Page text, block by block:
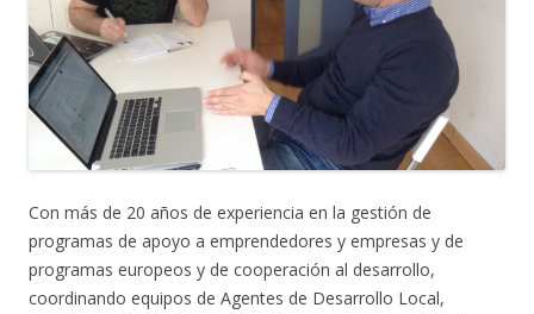
Con más de 20 años de experiencia en la gestión de
programas de apoyo a emprendedores y empresas y de
programas europeos y de cooperación al desarrollo,
coordinando equipos de Agentes de Desarrollo Local,